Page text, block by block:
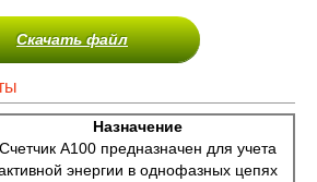
Скачать файл
Назначение
Счетчик A100 предназначен для учета
энергии в однофазных цепях